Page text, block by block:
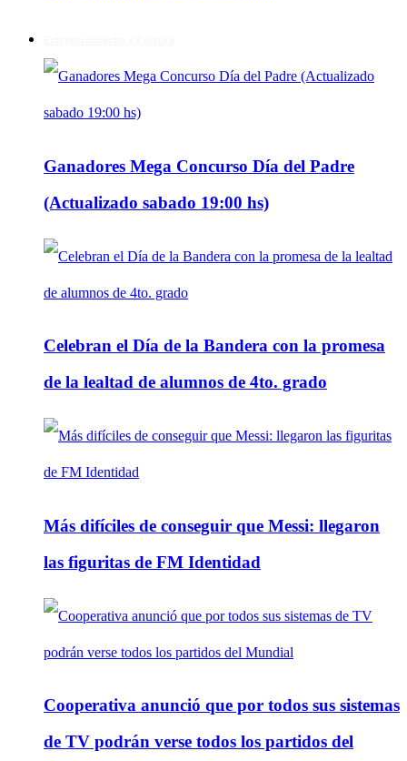
Ganadores Mega Concurso Día del Padre
(Actualizado sabado 19:00 hs)
Celebran el Día de la Bandera con la promesa
de la lealtad de alumnos de 4to. grado
Más difíciles de conseguir que Messi: llegaron
las figuritas de FM Identidad
Cooperativa anunció que por todos sus sistemas
de TV podrán verse todos los partidos del